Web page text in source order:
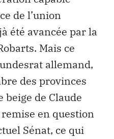
de l’union
été avancée par la
Mais ce
allemand,
des provinces
beige de Claude
en question
Sénat, ce qui